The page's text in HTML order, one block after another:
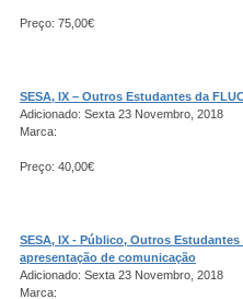
Preço: 75,00€
SESA, IX – Outros Estudantes da
Adicionado: Sexta 23 Novembro, 2018
Marca:
Preço: 40,00€
SESA, IX - Público, Outros
apresentação de comunicação
Adicionado: Sexta 23 Novembro, 2018
Marca: